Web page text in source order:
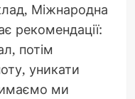
Міжнародна
рекомендації:
потім
уникати
ми